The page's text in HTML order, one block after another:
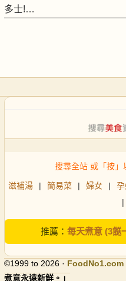
多士!…
搜尋全站 或「按
滋補湯 | 簡易菜 | 婦女 |
|
推薦： 每天煮意 (3餸
©1999 to 2026 · FoodNo1.com
煮意永遠新鮮。」